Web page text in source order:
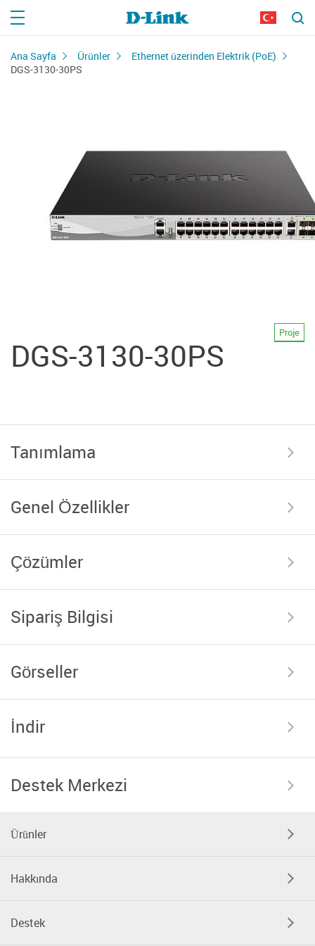
Ana Sayfa Ürünler
Ethernet üzerinden Elektrik (PoE)
DGS-3130-30PS
DGS-3130-30PS
Proje
Tanımlama
Genel Özellikler
Çözümler
Sipariş Bilgisi
Görseller
İndir
Destek Merkezi
Ürünler
Hakkında
Destek